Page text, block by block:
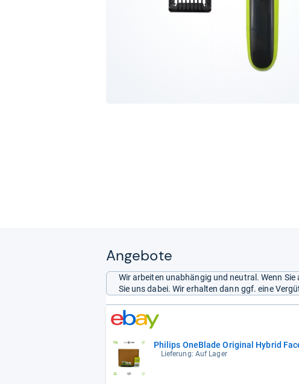
Angebote
Wir arbeiten unabhängig und neutral. Wenn
Sie uns dabei. Wir erhalten dann ggf. eine
Philips OneBlade Original Hybrid
Lieferung: Auf Lager